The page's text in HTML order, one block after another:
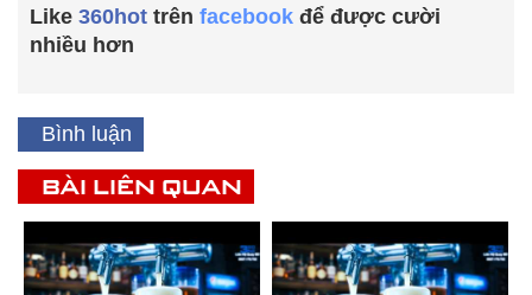
Like 360hot trên facebook để được cười
nhiều hơn
Bình luận
BÀI LIÊN QUAN